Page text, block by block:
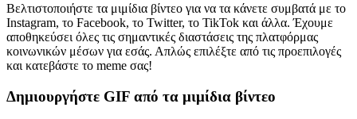
Βελτιστοποιήστε τα μιμίδια βίντεο για να τα κάνετε συμβατά με το
Instagram, το Facebook, το Twitter, το TikTok και άλλα. Έχουμε
αποθηκεύσει όλες τις σημαντικές διαστάσεις της πλατφόρμας
κοινωνικών μέσων για εσάς. Απλώς επιλέξτε από τις προεπιλογές
και κατεβάστε το meme σας!
Δημιουργήστε GIF από τα μιμίδια βίντεο